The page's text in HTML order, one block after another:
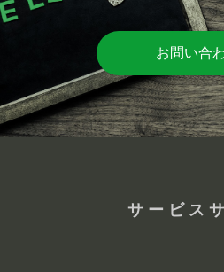
お問い合
サービス